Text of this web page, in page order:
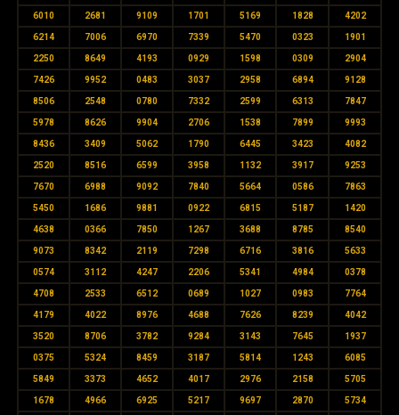
6010 2681 9109 1701 5169 1828 4202
6214 7006 6970 7339 5470 0323 1901
2250 8649 4193 0929 1598 0309 2904
7426 9952 0483 3037 2958 6894 9128
8506 2548 0780 7332 2599 6313 7847
5978 8626 9904 2706 1538 7899 9993
8436 3409 5062 1790 6445 3423 4082
2520 8516 6599 3958 1132 3917 9253
7670 6988 9092 7840 5664 0586 7863
5450 1686 9881 0922 6815 5187 1420
4638 0366 7850 1267 3688 8785 8540
9073 8342 2119 7298 6716 3816 5633
0574 3112 4247 2206 5341 4984 0378
4708 2533 6512 0689 1027 0983 7764
4179 4022 8976 4688 7626 8239 4042
3520 8706 3782 9284 3143 7645 1937
0375 5324 8459 3187 5814 1243 6085
5849 3373 4652 4017 2976 2158 5705
1678 4966 6925 5217 9697 2870 5734